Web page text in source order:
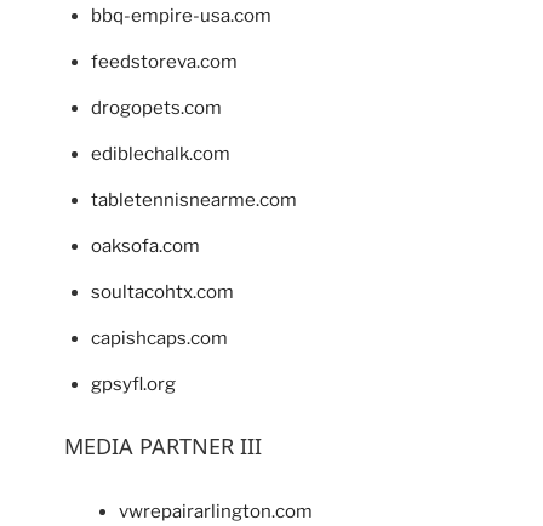
bbq-empire-usa.com
feedstoreva.com
drogopets.com
ediblechalk.com
tabletennisnearme.com
oaksofa.com
soultacohtx.com
capishcaps.com
gpsyfl.org
MEDIA PARTNER III
vwrepairarlington.com